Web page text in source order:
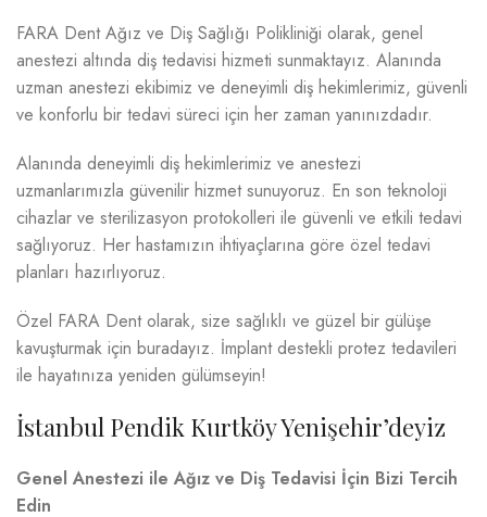
FARA Dent Ağız ve Diş Sağlığı Polikliniği olarak, genel
anestezi altında diş tedavisi hizmeti sunmaktayız. Alanında
uzman anestezi ekibimiz ve deneyimli diş hekimlerimiz, güvenli
ve konforlu bir tedavi süreci için her zaman yanınızdadır.
Alanında deneyimli diş hekimlerimiz ve anestezi
uzmanlarımızla güvenilir hizmet sunuyoruz. En son teknoloji
cihazlar ve sterilizasyon protokolleri ile güvenli ve etkili tedavi
sağlıyoruz. Her hastamızın ihtiyaçlarına göre özel tedavi
planları hazırlıyoruz.
Özel FARA Dent olarak, size sağlıklı ve güzel bir gülüşe
kavuşturmak için buradayız. İmplant destekli protez tedavileri
ile hayatınıza yeniden gülümseyin!
İstanbul Pendik Kurtköy Yenişehir’deyiz
Genel Anestezi ile Ağız ve Diş Tedavisi İçin Bizi Tercih
Edin